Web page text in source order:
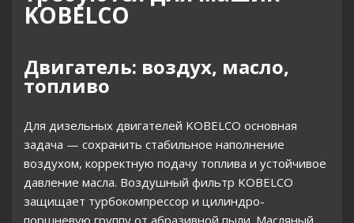
KOBELCO
Двигатель: воздух, масло,
топливо
Для дизельных двигателей KOBELCO основная
задача — сохранить стабильное наполнение
воздухом, корректную подачу топлива и устойчивое
давление масла. Воздушный фильтр KOBELCO
защищает турбокомпрессор и цилиндро-
поршневую группу от абразивной пыли. Масляный